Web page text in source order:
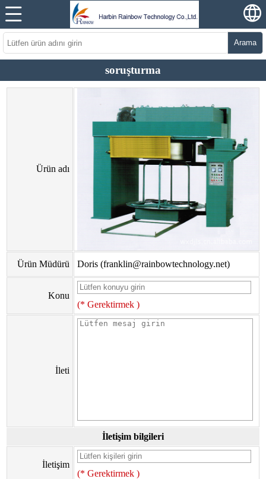
Arama
soruşturma
Ürün adı
Ürün Müdürü Doris (franklin@rainbowtechnology.net)
Konu
(* Gerektirmek )
İleti
İletişim bilgileri
İletişim
(* Gerektirmek )